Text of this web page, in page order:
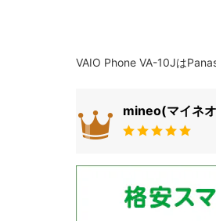
VAIO Phone VA-10Jは
mineo(マイネ